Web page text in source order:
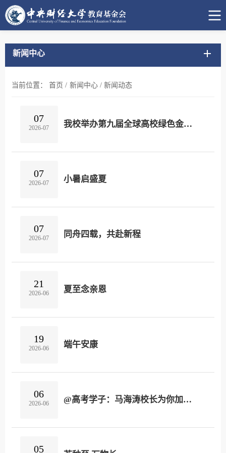
新闻中心
当前位置： 首页 / 新闻中心 / 新闻动态
07
2026-07 我校举办第九届全球高校绿色金融研究大赛决赛
07
2026-07 小暑启盛夏
07
2026-07 同舟四载，共赴新程
21
2026-06 夏至念亲恩
19
2026-06 端午安康
06
2026-06 @高考学子：马海涛校长为你加油！
05